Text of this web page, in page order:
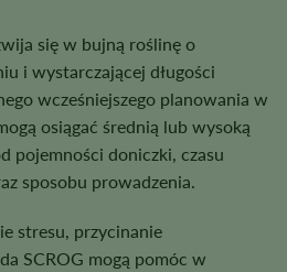
się w bujną roślinę o
i wystarczającej długości
wcześniejszego planowania w
osiągać średnią lub wysoką
pojemności doniczki, czasu
sposobu prowadzenia.
stresu, przycinanie
SCROG mogą pomóc w